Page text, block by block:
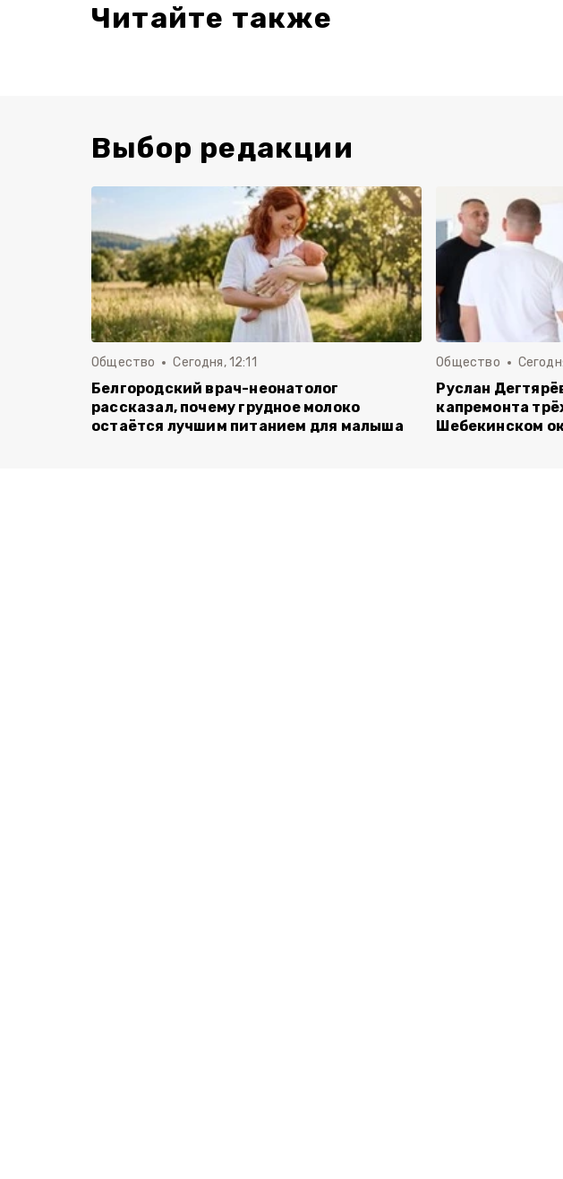
Читайте также
Выбор редакции
Общество Сегодня, 12:11
Белгородский врач-неонатолог
рассказал, почему грудное молоко
остаётся лучшим питанием для малыша
Общество
Руслан
капремонта
Шебекинском